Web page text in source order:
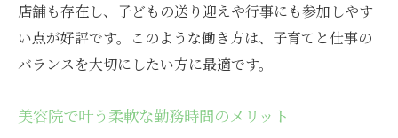
店舗も存在し、子どもの送り迎えや行事にも参加しやす
い点が好評です。このような働き方は、子育てと仕事の
バランスを大切にしたい方に最適です。
美容院で叶う柔軟な勤務時間のメリット